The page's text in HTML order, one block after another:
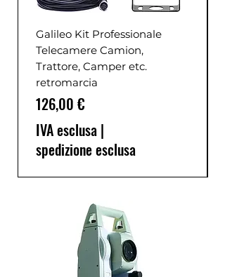
Galileo Kit Professionale
Telecamere Camion,
Trattore, Camper etc.
retromarcia
Prezzo
126,00 €
IVA esclusa |
spedizione esclusa